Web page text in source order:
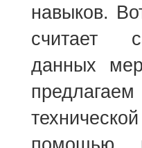
навыков.
считает
данных